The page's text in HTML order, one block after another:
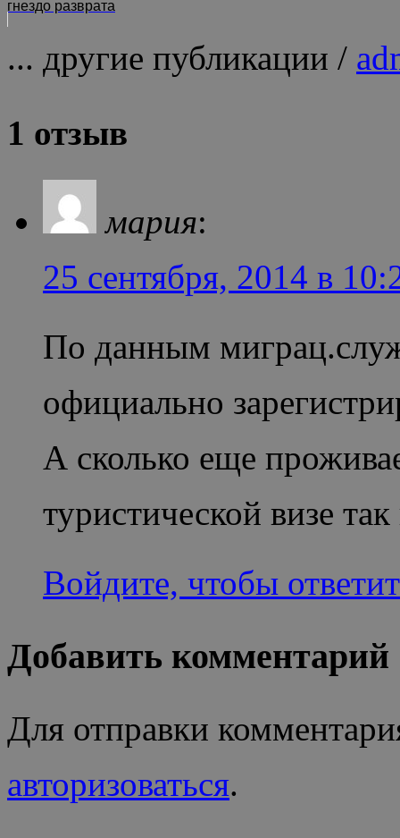
гнездо разврата
... другие публикации /
1 отзыв
мария:
25 сентября, 2014 в
По данным
официально
А сколько еще
туристической визе
Войдите, чтобы
Добавить комментарий
Для отправки
авторизоваться.